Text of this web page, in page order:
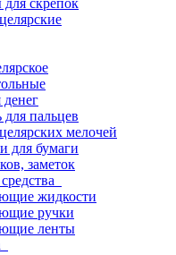
скрепок
денег
для пальцев
мелочей
для бумаги
заметок
жидкости
ручки
ленты